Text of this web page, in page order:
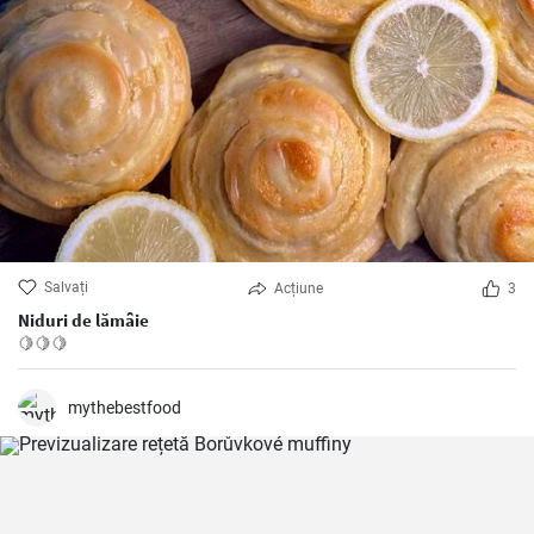
Salvați Acțiune 3
Niduri de lămâie
🍋🍋🍋
mythebestfood